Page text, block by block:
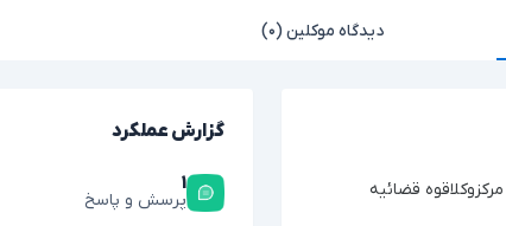
دیدگاه موکلین (۰)
قضائیه
گزارش عملکرد
۱
پرسش و پاسخ